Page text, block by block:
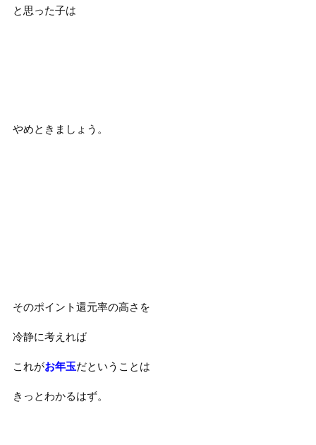
と思った子は
やめときましょう。
そのポイント還元率の高さを
冷静に考えれば
これがお年玉だということは
きっとわかるはず。